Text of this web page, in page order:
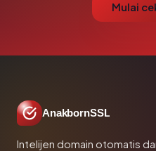
Mulai
AnakbornSSL
Intelijen domain otomatis